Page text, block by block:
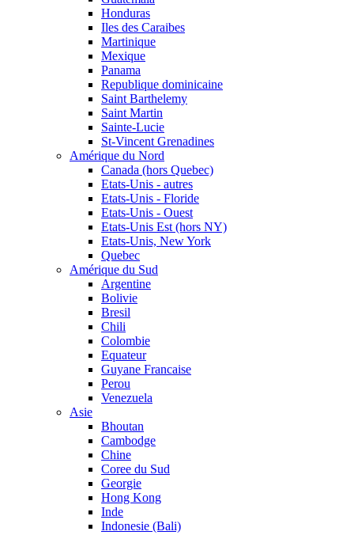
Honduras
Iles des Caraibes
Martinique
Mexique
Panama
Republique dominicaine
Saint Barthelemy
Saint Martin
Sainte-Lucie
St-Vincent Grenadines
Amérique du Nord
Canada (hors Quebec)
Etats-Unis - autres
Etats-Unis - Floride
Etats-Unis - Ouest
Etats-Unis Est (hors NY)
Etats-Unis, New York
Quebec
Amérique du Sud
Argentine
Bolivie
Bresil
Chili
Colombie
Equateur
Guyane Francaise
Perou
Venezuela
Asie
Bhoutan
Cambodge
Chine
Coree du Sud
Georgie
Hong Kong
Inde
Indonesie (Bali)